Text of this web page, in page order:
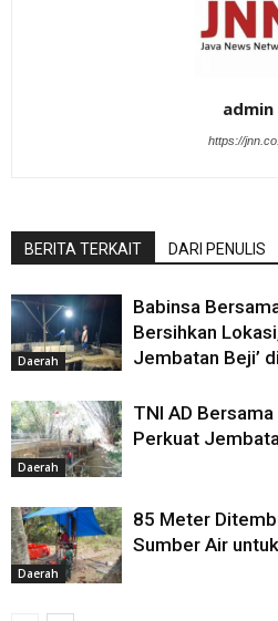
admin
https://
BERITA TERKAIT DARI PENULIS
Daerah
Babinsa
Bersihkan
Jembatan Beji’
Daerah
TNI AD
Perkuat
Daerah
85 Meter
Sumber Air